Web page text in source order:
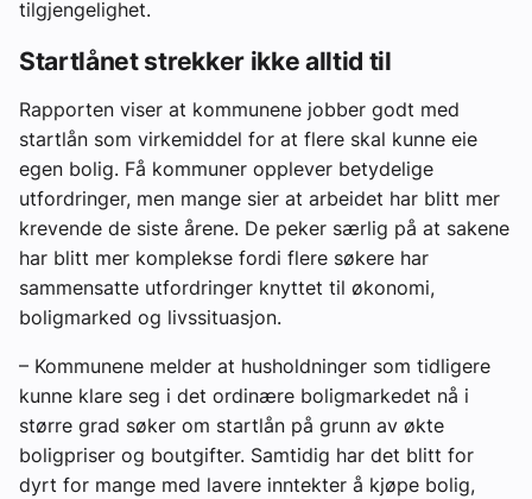
tilgjengelighet.
Startlånet strekker ikke alltid til
Rapporten viser at kommunene jobber godt med
startlån som virkemiddel for at flere skal kunne eie
egen bolig. Få kommuner opplever betydelige
utfordringer, men mange sier at arbeidet har blitt mer
krevende de siste årene. De peker særlig på at sakene
har blitt mer komplekse fordi flere søkere har
sammensatte utfordringer knyttet til økonomi,
boligmarked og livssituasjon.
– Kommunene melder at husholdninger som tidligere
kunne klare seg i det ordinære boligmarkedet nå i
større grad søker om startlån på grunn av økte
boligpriser og boutgifter. Samtidig har det blitt for
dyrt for mange med lavere inntekter å kjøpe bolig,